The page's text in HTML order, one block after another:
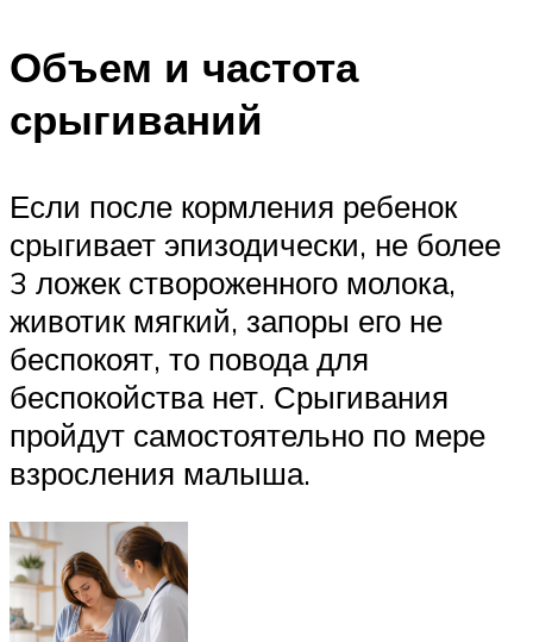
Объем и частота
срыгиваний
Если после кормления ребенок
срыгивает эпизодически, не более
3 ложек створоженного молока,
животик мягкий, запоры его не
беспокоят, то повода для
беспокойства нет. Срыгивания
пройдут самостоятельно по мере
взросления малыша.